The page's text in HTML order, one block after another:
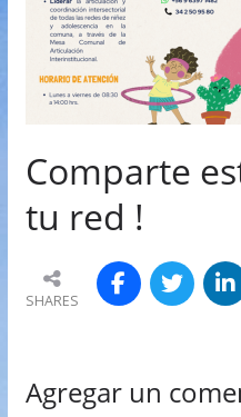
Comparte
tu red !
SHARES
Agregar un